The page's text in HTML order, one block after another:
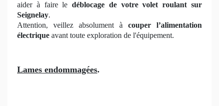
aider à faire ledéblocage de votre volet roulant sur
Seignelay.
Attention, veillez absolument à couper l’alimentation
électrique avant toute exploration de l'équipement.
Lames endommagées.